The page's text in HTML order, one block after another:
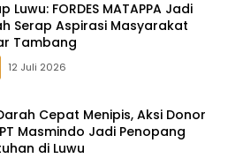
Luwu: FORDES MATAPPA Jadi
Serap Aspirasi Masyarakat
Tambang
12 Juli 2026
Cepat Menipis, Aksi Donor
Masmindo Jadi Penopang
di Luwu